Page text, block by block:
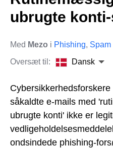
ubrugte
Med Mezo i Phishing, Spam
Oversæt til:
Dansk
såkaldte e-mails med
ubrugte konti' ikke er
ondsindede phishing-